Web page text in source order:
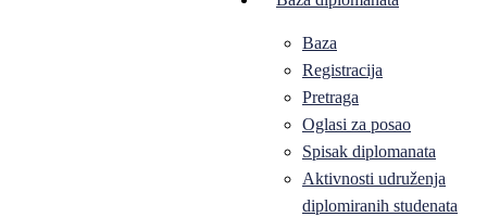
Baza
Registracija
Pretraga
Oglasi za posao
Spisak diplomanata
Aktivnosti udruženja
diplomiranih studenata